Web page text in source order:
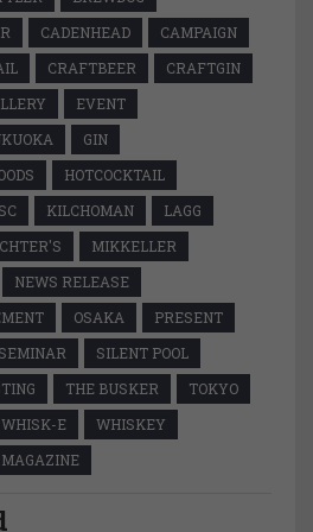
CADENHEAD
CAMPAIGN
CRAFTBEER
CRAFTGIN
EVENT
GIN
HOTCOCKTAIL
KILCHOMAN
LAGG
MIKKELLER
NEWS RELEASE
OSAKA
PRESENT
SEMINAR
SILENT POOL
THE BUSKER
TOKYO
WHISK-E
WHISKEY